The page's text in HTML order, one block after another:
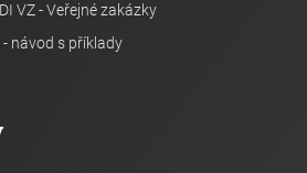
VZ - Veřejné zakázky
návod s příklady